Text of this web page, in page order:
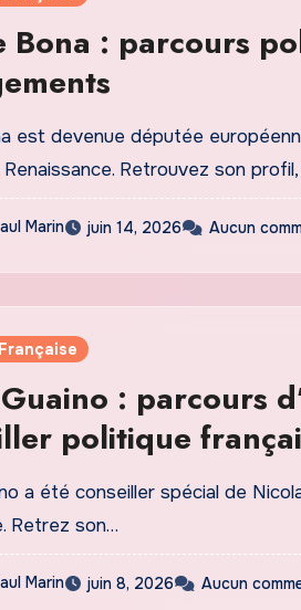
Bona : parcours
est devenue députée
Retrouvez son
Marin juin 14, 2026 Aucun
: parcours
politique
a été conseiller spécial de
Retrez son…
Marin juin 8, 2026 Aucun